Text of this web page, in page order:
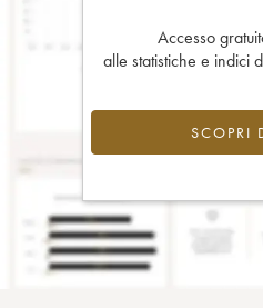
Accesso
alle statistiche e indici
SCOPRI